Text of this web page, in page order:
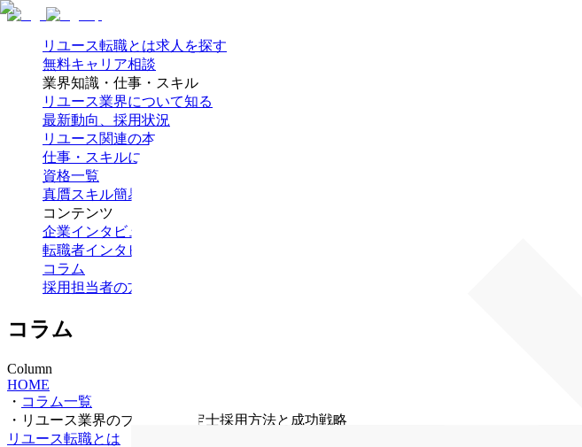
リユース転職とは求人を探す
無料キャリア相談
業界知識・仕事・スキル
リユース業界について知る
最新動向、採用状況
リユース関連の本
仕事・スキルについて知る
資格一覧
真贋スキル簡易テスト
コンテンツ
企業インタビュー
転職者インタビュー
コラム
採用担当者の方へ
コラム
Column
HOME
・ コラム一覧
・ リユース業界のブランド鑑定士採用方法と成功戦略
リユース転職とは